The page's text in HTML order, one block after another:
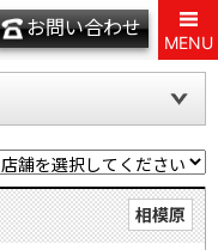
お問い合わせ
MENU
相模原